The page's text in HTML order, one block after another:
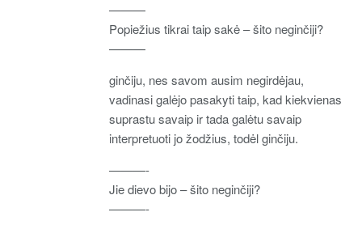
———
Popiežius tikrai taip sakė – šito neginčiji?
———
ginčiju, nes savom ausim negirdėjau,
vadinasi galėjo pasakyti taip, kad kiekvienas
suprastu savaip ir tada galėtu savaip
interpretuoti jo žodžius, todėl ginčiju.
———-
Jie dievo bijo – šito neginčiji?
———-